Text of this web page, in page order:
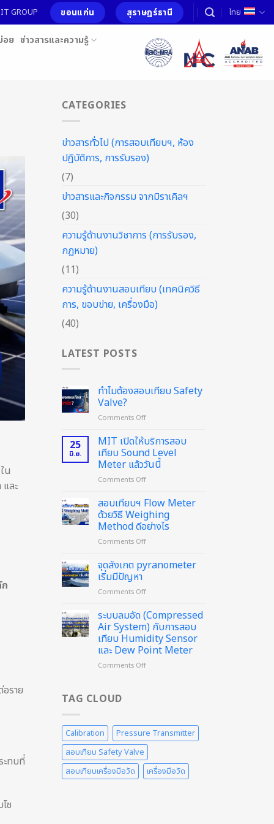
GROUP ขอนแก่น สุราษฎร์ธานี ไทย
อย ข่าวสารและความรู้
น
ละ
ราย
ทบที่
ซ
CATEGORIES
ข่าวสารทั่วไป (การสอบเทียบฯ, ห้อง
ปฎิบัติการ, การรับรอง)
(7)
ข่าวสารและกิจกรรม จากมิราเคิลฯ
(30)
ความรู้ด้านงานวิชาการ (การรับรอง,
กฏหมาย)
(11)
ความรู้ด้านงานสอบเทียบ (เทคนิควิธี
การ, ขอบข่าย, เครื่องมือ)
(40)
LATEST POSTS
ทำไมต้องสอบเทียบ Safety
Valve?
Comments Offon
ต้อง
สอบ
เทียบ
Safety
Valve?
25
มิ.ย.
MIT เปิดให้บริการสอบ
เทียบ Sound Level
Meter แล้ววันนี้
Comments Offon
เปิด
ให้
บริการ
สอบ
เทียบ
Level
วัน
สอบเทียบฯ Flow Meter
ด้วยวิธี Weighing
Method ดีอย่างไร
Comments Offon
เทียบฯ
ด้วย
Weighing
Method
ดี
อย่างไร
จุดสังเกต pyranometer
เริ่มมีปัญหา
Comments Offon
สังเกต
pyranometer
เริ่ม
มี
ปัญหา
ระบบลมอัด (Compressed
Air System) กับการสอบ
เทียบ Humidity Sensor
และ Dew Point Meter
Comments Offon
System)
กับ
การ
สอบ
เทียบ
Humidity
TAG CLOUD
Calibration
Pressure Transmitter
สอบเทียบ Safety Valve
สอบเทียบเครื่องมือวัด
เครื่องมือวัด